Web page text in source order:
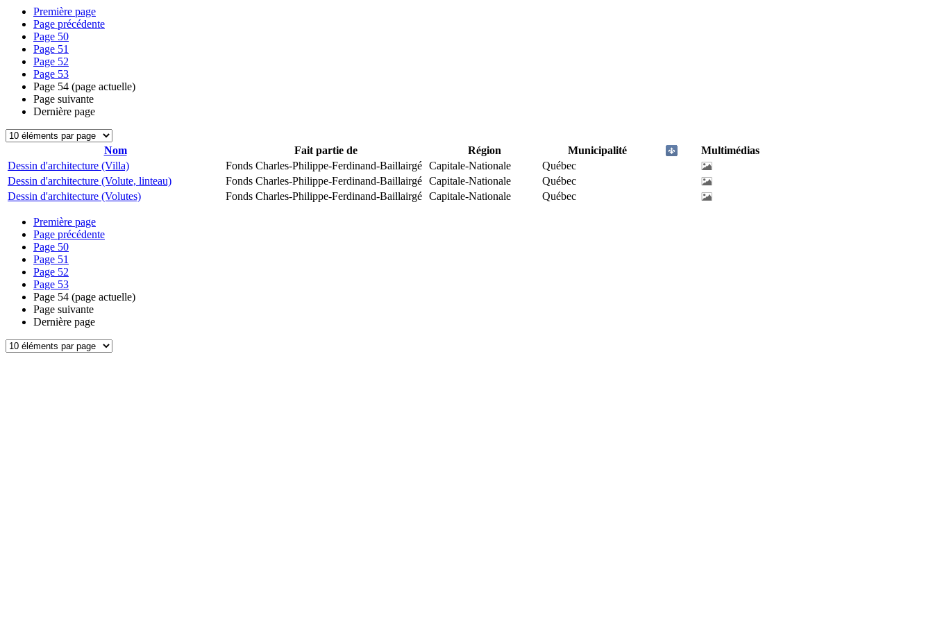
Première page
Page précédente
Page 50
Page 51
Page 52
Page 53
Page 54 (page actuelle)
Page suivante
Dernière page
Nom Fait partie de Région Municipalité
Multimédias
Dessin d'architecture (Villa)
Fonds Charles-Philippe-Ferdinand-Baillairgé Capitale-Nationale
Québec
Dessin d'architecture (Volute, linteau)
Fonds Charles-Philippe-Ferdinand-Baillairgé Capitale-Nationale
Québec
Dessin d'architecture (Volutes)
Fonds Charles-Philippe-Ferdinand-Baillairgé Capitale-Nationale Québec
Première page
Page précédente
Page 50
Page 51
Page 52
Page 53
Page 54 (page actuelle)
Page suivante
Dernière page